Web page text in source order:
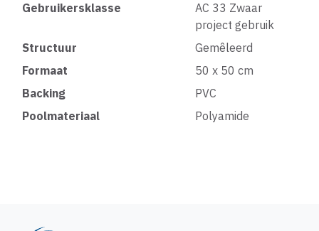
Gebruikersklasse
AC 33 Zwaar
project gebruik
Structuur
Gemêleerd
Formaat
50 x 50 cm
Backing
PVC
Poolmateriaal
Polyamide